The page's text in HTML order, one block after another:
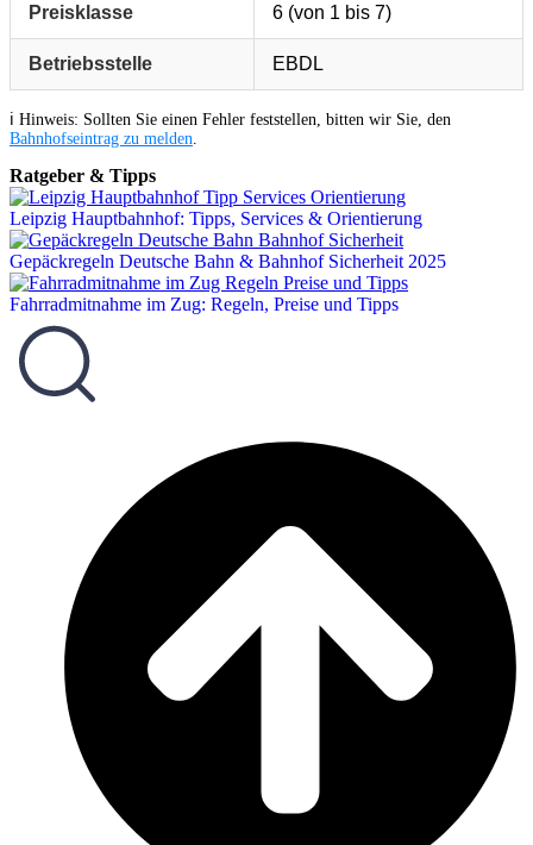
Preisklasse 6 (von 1 bis 7)
Betriebsstelle EBDL
ℹ️ Hinweis: Sollten Sie einen Fehler feststellen, bitten wir Sie, den
Bahnhofseintrag zu melden
Ratgeber & Tipps
Leipzig Hauptbahnhof: Tipps, Services & Orientierung
Gepäckregeln Deutsche Bahn & Bahnhof Sicherheit 2025
Fahrradmitnahme im Zug: Regeln, Preise und Tipps